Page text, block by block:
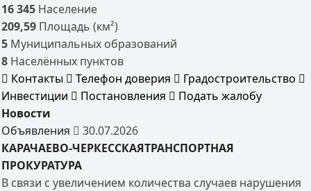
16 345 Население
209,59 Площадь (км²)
5 Муниципальных образований
8 Населённых пунктов
Контакты
Телефон доверия
Градостроительство
Инвестиции
Постановления
Подать жалобу
Новости
Объявления
30.07.2026
КАРАЧАЕВО-ЧЕРКЕССКАЯТРАНСПОРТНАЯ
ПРОКУРАТУРА
В связи с увеличением количества случаев нарушения